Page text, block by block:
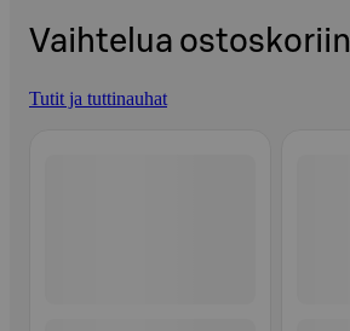
Vaihtelua ostoskoriin
Tutit ja tuttinauhat